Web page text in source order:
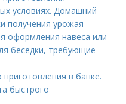
условиях. Домашний
получения урожая
оформления навеса или
беседки, требующие
в банке.
быстрого